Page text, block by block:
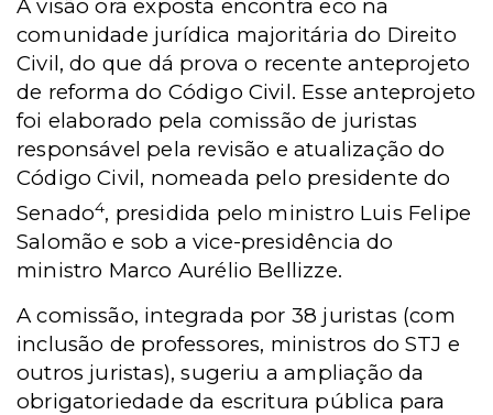
A visão ora exposta encontra eco na
comunidade jurídica majoritária do Direito
Civil, do que dá prova o recente anteprojeto
de reforma do Código Civil. Esse anteprojeto
foi elaborado pela comissão de juristas
responsável pela revisão e atualização do
Código Civil, nomeada pelo presidente do
Senado4, presidida pelo ministro Luis Felipe
Salomão e sob a vice-presidência do
ministro Marco Aurélio Bellizze.
A comissão, integrada por 38 juristas (com
inclusão de professores, ministros do STJ e
outros juristas), sugeriu a ampliação da
obrigatoriedade da escritura pública para